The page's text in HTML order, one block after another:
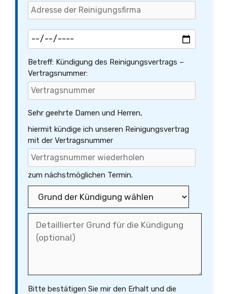
Betreff: Kündigung des Reinigungsvertrags –
Vertragsnummer:
Sehr geehrte Damen und Herren,
hiermit kündige ich unseren Reinigungsvertrag
mit der Vertragsnummer
zum nächstmöglichen Termin.
Bitte bestätigen Sie mir den Erhalt und die